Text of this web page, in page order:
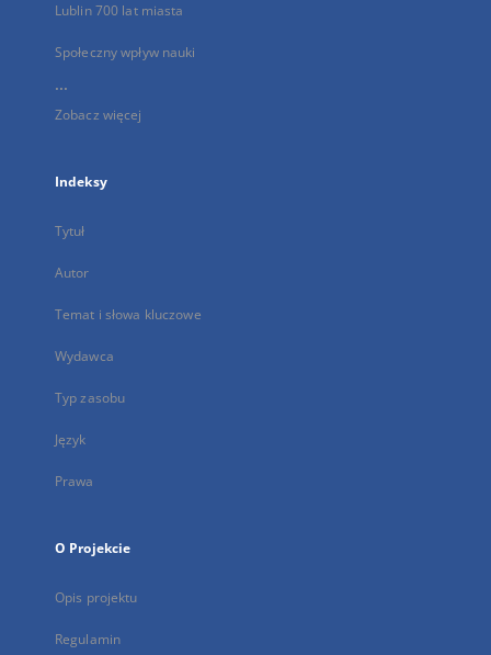
Lublin 700 lat miasta
Społeczny wpływ nauki
...
Zobacz więcej
Indeksy
Tytuł
Autor
Temat i słowa kluczowe
Wydawca
Typ zasobu
Język
Prawa
O Projekcie
Opis projektu
Regulamin